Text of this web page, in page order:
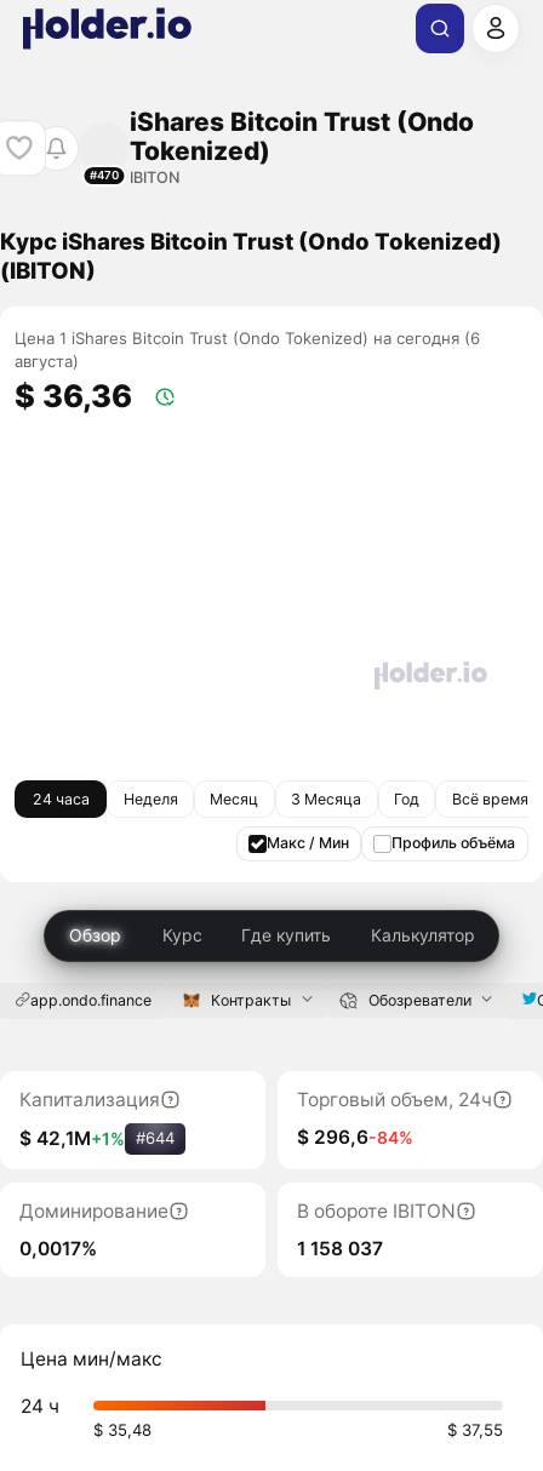
#470
iShares Bitcoin Trust (Ondo
Tokenized)
IBITON
Курс iShares Bitcoin Trust (Ondo Tokenized)
(IBITON)
Цена 1 iShares Bitcoin Trust (Ondo Tokenized) на сегодня (6
августа)
$ 36,36
24 часа Неделя Месяц 3 Месяца Год Всё время
Макс / Мин Профиль объёма
Обзор Курс Где купить Калькулятор
app.ondo.finance Контракты Обозреватели
Капитализация
$ 42,1M+1% #644
Торговый объем, 24ч
$ 296,6-84%
Доминирование
0,0017%
В обороте IBITON
1 158 037
Цена мин/макс
24 ч
$ 35,48 $ 37,55